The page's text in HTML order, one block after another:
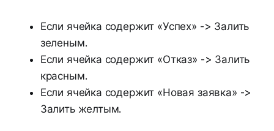
Если ячейка содержит «Успех» -> Залить
зеленым.
Если ячейка содержит «Отказ» -> Залить
красным.
Если ячейка содержит «Новая заявка» ->
Залить желтым.